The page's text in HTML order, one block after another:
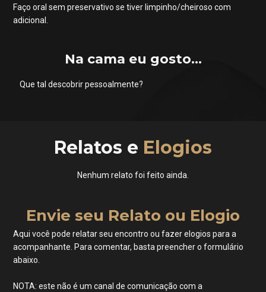
Faço oral sem preservativo se tiver limpinho/cheiroso com
adicional.
Na cama eu gosto...
Que tal descobrir pessoalmente?
Relatos e Elogios
Nenhum relato foi feito ainda.
Envie seu Relato ou Elogio
Aqui você pode relatar seu encontro ou fazer elogios para a
acompanhante. Para comentar, basta preencher o formulário
abaixo.
NOTA: este não é um canal de comunicação com a